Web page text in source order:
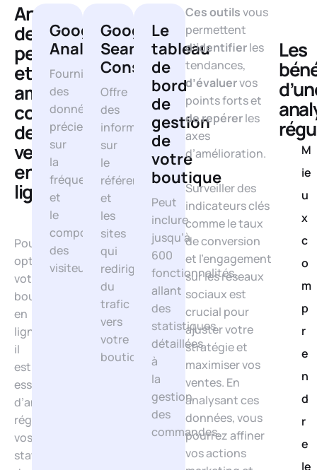
Analyse
des
performances
et
amélioration
continue
des
ventes
en
ligne
Pour
optimiser
votre
boutique
en
ligne,
il
est
essentiel
d’analyser
régulièrement
vos
statistiques
Google
Analytics
Fournit
des
données
précieuses
sur
la
fréquentation
et
le
comportement
des
visiteurs.
Google
Search
Console
Offre
des
informations
sur
le
référencement
et
les
sites
qui
redirigent
du
trafic
vers
votre
boutique.
Le
tableau
de
bord
de
gestion
de
votre
boutique
Peut
inclure
jusqu’à
600
fonctionnalités,
allant
des
statistiques
détaillées
à
la
gestion
des
commandes.
Ces outilsvous
permettent
d’identifierles
tendances,
d’évaluervos
points forts et
de repérerles
axes
d’amélioration.
Surveiller des
indicateurs clés
comme le taux
de conversion
et l’engagement
sur les réseaux
sociaux est
crucial pour
ajuster votre
stratégie et
maximiser vos
ventes. En
analysant ces
données, vous
pourrez affiner
vos actions
Les
M
ie
u
x
c
o
m
p
r
e
n
d
r
e
le